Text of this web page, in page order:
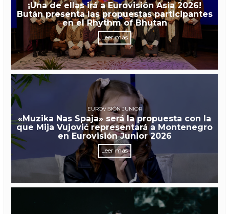
¡Una de ellas irá a Eurovisión Asia 2026!
Bután presenta las propuestas participantes
en el Rhythm of Bhutan
Leer más
EUROVISIÓN JUNIOR
«Muzika Nas Spaja» será la propuesta con la
que Mija Vujović representará a Montenegro
en Eurovisión Junior 2026
Leer más